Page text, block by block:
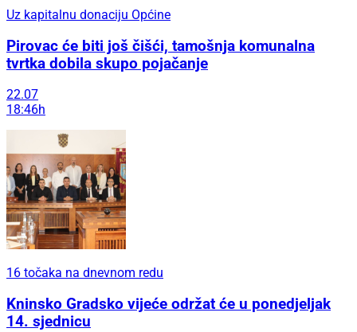
Uz kapitalnu donaciju Općine
Pirovac će biti još čišći, tamošnja komunalna
tvrtka dobila skupo pojačanje
22.07
18:46h
16 točaka na dnevnom redu
Kninsko Gradsko vijeće održat će u ponedjeljak
14. sjednicu